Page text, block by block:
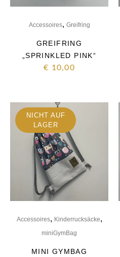
Accessoires, Greifring
GREIFRING
„SPRINKLED PINK“
€ 10,00
NICHT AUF
LAGER
Accessoires, Kinderrucksäcke,
miniGymBag
MINI GYMBAG